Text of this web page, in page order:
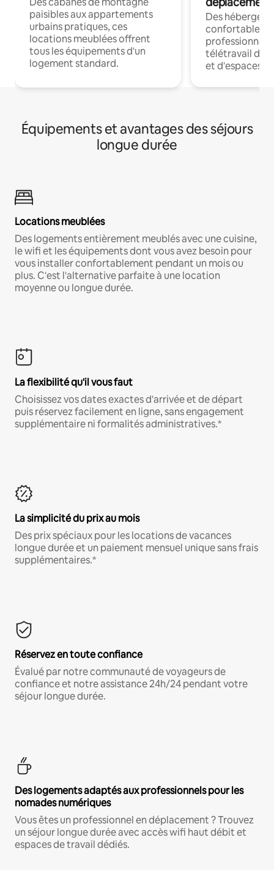
paisibles aux appartements
urbains pratiques, ces
locations meublées offrent
tous les équipements d'un
logement standard.
Des
confortables
professionnels
télétravail
et d'espaces
Équipements et avantages des séjours
longue durée
Locations meublées
Des logements entièrement meublés avec une cuisine,
le wifi et les équipements dont vous avez besoin pour
vous installer confortablement pendant un mois ou
plus. C'est l'alternative parfaite à une location
moyenne ou longue durée.
La flexibilité qu'il vous faut
Choisissez vos dates exactes d'arrivée et de départ
puis réservez facilement en ligne, sans engagement
supplémentaire ni formalités administratives.*
La simplicité du prix au mois
Des prix spéciaux pour les locations de vacances
longue durée et un paiement mensuel unique sans frais
supplémentaires.*
Réservez en toute confiance
Évalué par notre communauté de voyageurs de
confiance et notre assistance 24h/24 pendant votre
séjour longue durée.
Des logements adaptés aux professionnels pour les
nomades numériques
Vous êtes un professionnel en déplacement ? Trouvez
un séjour longue durée avec accès wifi haut débit et
espaces de travail dédiés.